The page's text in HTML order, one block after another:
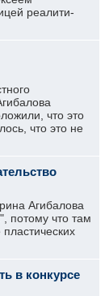
реалити-
что это
что это не
Агибалова
потому что там
в конкурсе